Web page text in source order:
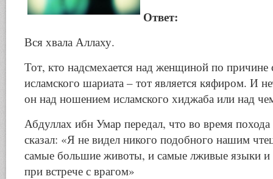
Ответ:
Вся хвала Аллаху.
Тот, кто надсмехается над женщиной по причине
исламского шариата – тот является кяфиром. И
он над ношением исламского хиджаба или над
Абдуллах ибн Умар передал, что во время похода
сказал: «Я не видел никого подобного нашим
самые большие животы, и самые лживые языки и
при встрече с врагом»